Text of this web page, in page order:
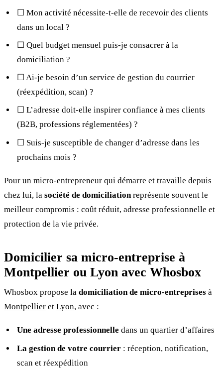
☐ Mon activité nécessite-t-elle de recevoir des clients
dans un local ?
☐ Quel budget mensuel puis-je consacrer à la
domiciliation ?
☐ Ai-je besoin d’un service de gestion du courrier
(réexpédition, scan) ?
☐ L’adresse doit-elle inspirer confiance à mes clients
(B2B, professions réglementées) ?
☐ Suis-je susceptible de changer d’adresse dans les
prochains mois ?
Pour un micro-entrepreneur qui démarre et travaille depuis
chez lui, la société de domiciliationreprésente souvent le
meilleur compromis : coût réduit, adresse professionnelle et
protection de la vie privée.
Domicilier sa micro-entreprise à
Montpellier ou Lyon avec Whosbox
Whosbox propose la domiciliation de micro-entreprises à
Montpellier et Lyon, avec :
Une adresse professionnelle dans un quartier d’affaires
La gestion de votre courrier: réception, notification,
scan et réexpédition